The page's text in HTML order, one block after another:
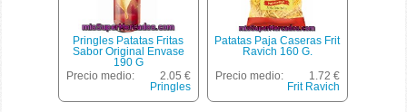
Pringles Patatas Fritas
Sabor Original Envase
190 G
Precio medio:
2.05 €
Pringles
Patatas Paja Caseras Frit
Ravich 160 G.
Precio medio:
1.72 €
Frit Ravich